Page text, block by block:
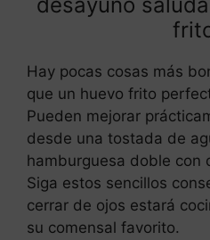
Hay pocas cosas más
que un huevo frito
Pueden mejorar
desde una tostada de
hamburguesa doble con
Siga estos sencillos
cerrar de ojos estará
su comensal favorito.